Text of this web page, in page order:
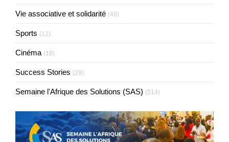
Vie associative et solidarité (46)
Sports (12)
Cinéma (18)
Success Stories (29)
Semaine l'Afrique des Solutions (SAS) (514)